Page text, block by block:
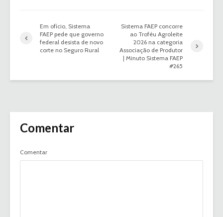
Em ofício, Sistema
FAEP pede que governo
federal desista de novo
corte no Seguro Rural
Sistema FAEP concorre
ao Troféu Agroleite
2026 na categoria
Associação de Produtor
| Minuto Sistema FAEP
#265
Comentar
Comentar